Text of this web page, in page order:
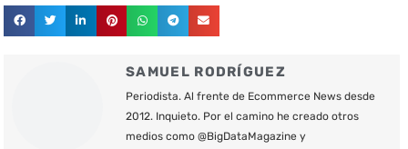
SAMUEL RODRÍGUEZ
Periodista. Al frente de Ecommerce News desde
2012. Inquieto. Por el camino he creado otros
medios como @BigDataMagazine y